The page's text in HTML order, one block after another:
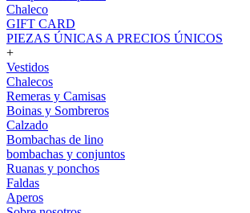
Chaleco
GIFT CARD
PIEZAS ÚNICAS A PRECIOS ÚNICOS
+
Vestidos
Chalecos
Remeras y Camisas
Boinas y Sombreros
Calzado
Bombachas de lino
bombachas y conjuntos
Ruanas y ponchos
Faldas
Aperos